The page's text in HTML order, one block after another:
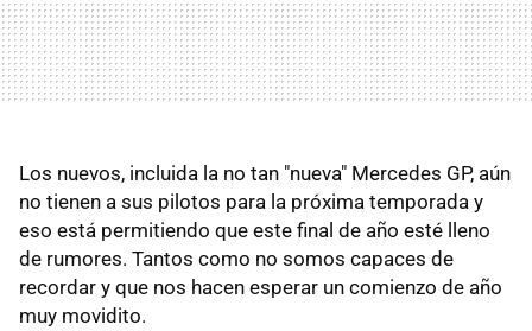
Los nuevos, incluida la no tan "nueva" Mercedes GP, aún
no tienen a sus pilotos para la próxima temporada y
eso está permitiendo que este final de año esté lleno
de rumores. Tantos como no somos capaces de
recordar y que nos hacen esperar un comienzo de año
muy movidito.